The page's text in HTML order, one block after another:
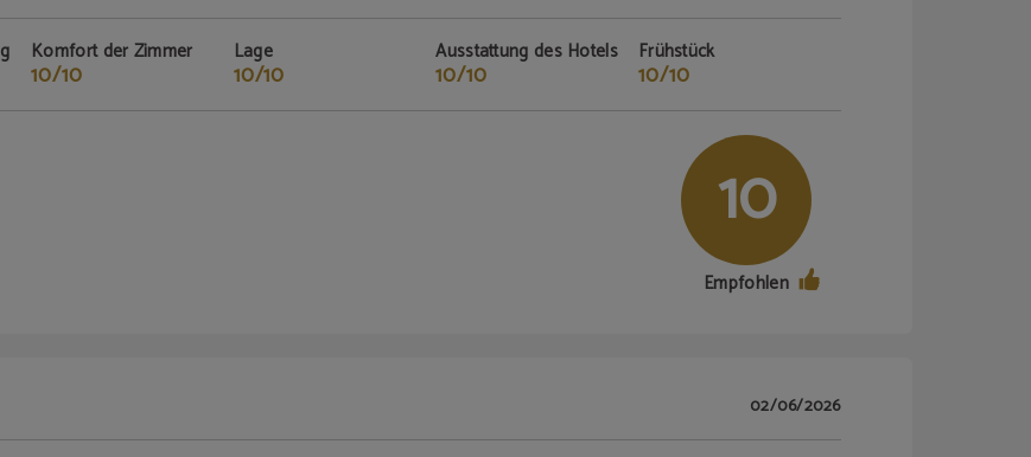
Komfort der Zimmer
10/10
Lage
10/10
Ausstattung des Hotels
10/10
Frühstück
10/10
10
Empfohlen
02/06/2026